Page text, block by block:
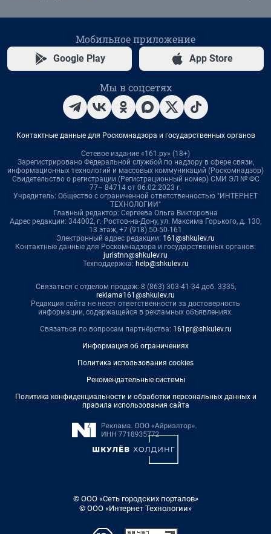
Мобильное приложение
Google Play App Store
Мы в соцсетях
Контактные данные для Роскомнадзора и государственных органов
Сетевое издание «161.ру» (18+)
Зарегистрировано Федеральной службой по надзору в сфере связи,
информационных технологий и массовых коммуникаций (Роскомнадзор)
Свидетельство о регистрации (Регистрационный номер) СМИ ЭЛ № ФС
77– 84714 от 06.02.2023 г.
Учредитель: Общество с ограниченной ответственностью "ИНТЕРНЕТ
ТЕХНОЛОГИИ"
Главный редактор: Сергеева Ольга Викторовна
Адрес редакции: 344002, г. Ростов-на-Дону, ул. Максима Горького, д. 130,
13 этаж, +7 (918) 50-50-161
Электронный адрес редакции: 161@shkulev.ru
Контактные данные для Роскомнадзора и государственных органов:
juristnn@shkulev.ru
Техподдержка: help@shkulev.ru
Связаться с отделом продаж: 8 (863) 303-41-34 доб. 3335,
reklama161@shkulev.ru
Редакция сайта не несет ответственности за достоверность
информации, содержащейся в рекламных объявлениях.
Связаться по вопросам партнёрства: 161pr@shkulev.ru
Информация об ограничениях
Политика использования cookies
Рекомендательные системы
Политика конфиденциальности и обработки персональных данных и
правила использования сайта
© ООО «Сеть городских порталов»
© ООО «Интернет Технологии»